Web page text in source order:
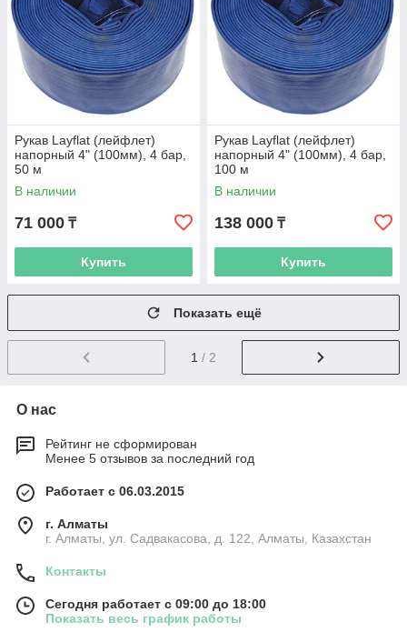
Рукав Layflat (лейфлет)
напорный 4" (100мм), 4 бар,
50 м
В наличии
71 000 ₸
Купить
Рукав Layflat (лейфлет)
напорный 4" (100мм), 4 бар,
100 м
В наличии
138 000 ₸
Купить
Показать ещё
1 / 2
О нас
Рейтинг не сформирован
Менее 5 отзывов за последний год
Работает с 06.03.2015
г. Алматы
г. Алматы, ул. Садвакасова, д. 122, Алматы, Казахстан
Контакты
Сегодня работает с 09:00 до 18:00
Показать весь график работы